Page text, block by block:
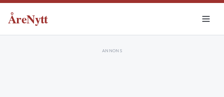
ÅreNytt
ANNONS